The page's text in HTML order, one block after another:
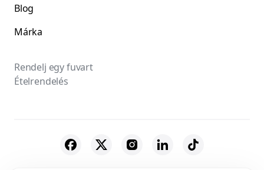
Blog
Márka
Rendelj egy fuvart
Ételrendelés